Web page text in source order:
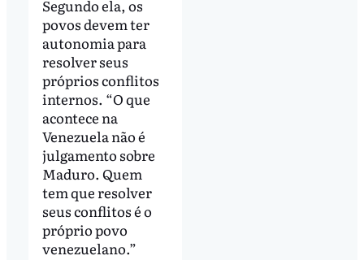
Segundo ela, os
povos devem ter
autonomia para
resolver seus
próprios conflitos
internos. “O que
acontece na
Venezuela não é
julgamento sobre
Maduro. Quem
tem que resolver
seus conflitos é o
próprio povo
venezuelano.”